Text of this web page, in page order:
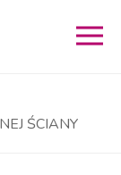
ŚCIANY